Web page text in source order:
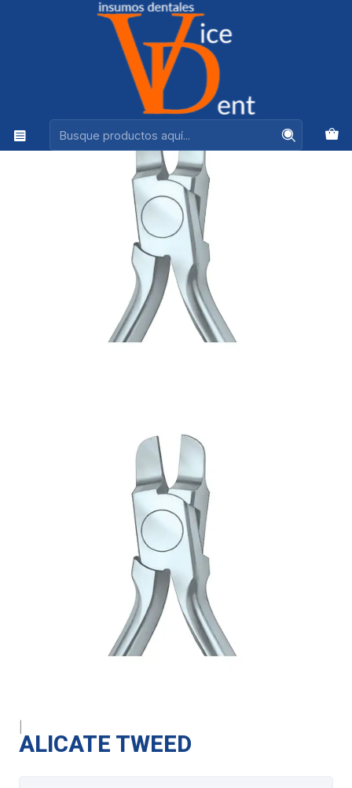
Ventas +56944575313
INSTRUMENTAL ALICATE TWEED
ALICATE TWEED